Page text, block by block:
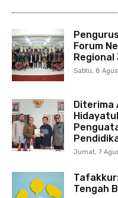
Forum
Sabtu, 8
Diterima
Jumat, 7
Tengah